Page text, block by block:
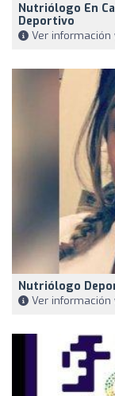
Nutriólogo En
Deportivo
Ver información
Nutriólogo
Ver información